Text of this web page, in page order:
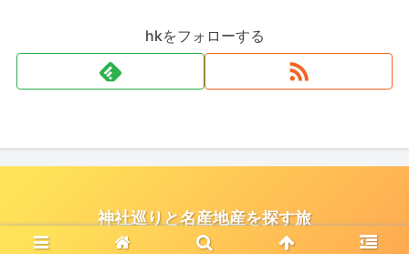
hkをフォローする
神社巡りと名産地産を探す旅
© 2021 神社巡りと名産地産を探す旅.